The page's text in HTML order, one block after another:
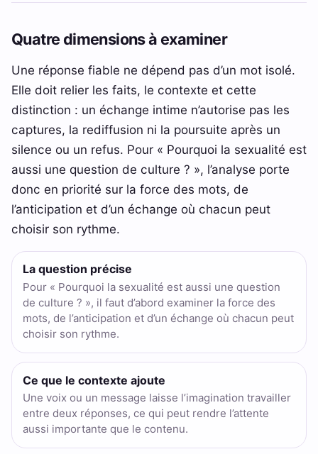
Quatre dimensions à examiner
Une réponse fiable ne dépend pas d’un mot isolé.
Elle doit relier les faits, le contexte et cette
distinction : un échange intime n’autorise pas les
captures, la rediffusion ni la poursuite après un
silence ou un refus. Pour « Pourquoi la sexualité est
aussi une question de culture ? », l’analyse porte
donc en priorité sur la force des mots, de
l’anticipation et d’un échange où chacun peut
choisir son rythme.
La question précise
Pour « Pourquoi la sexualité est aussi une question
de culture ? », il faut d’abord examiner la force des
mots, de l’anticipation et d’un échange où chacun peut
choisir son rythme.
Ce que le contexte ajoute
Une voix ou un message laisse l’imagination travailler
entre deux réponses, ce qui peut rendre l’attente
aussi importante que le contenu.